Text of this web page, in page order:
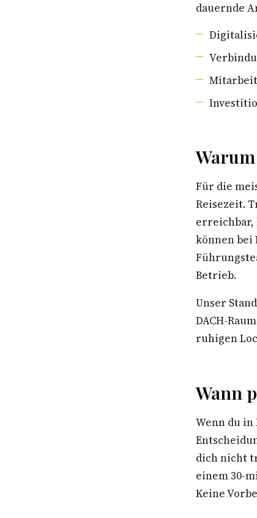
dauernde
Für die
Reisezeit.
erreichbar,
können
Betrieb.
Unser
DACH-
ruhigen
Wann
Wenn du
dich nicht
einem 30-
Keine